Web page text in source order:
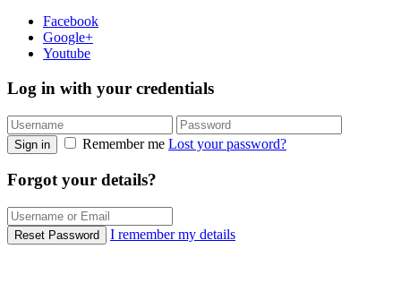
Facebook
Google+
Youtube
Log in with your credentials
Sign in Remember me Lost your password?
Forgot your details?
Reset Password I remember my details